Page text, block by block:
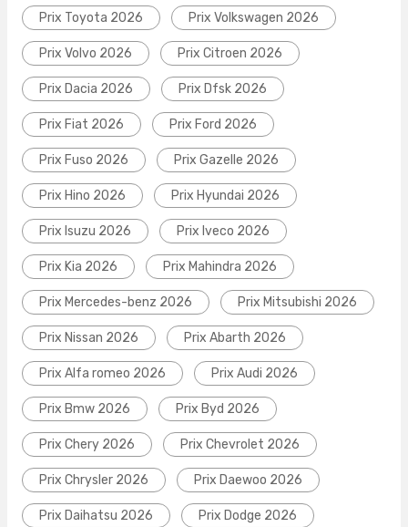
Prix Toyota 2026 Prix Volkswagen 2026
Prix Volvo 2026 Prix Citroen 2026
Prix Dacia 2026 Prix Dfsk 2026
Prix Fiat 2026 Prix Ford 2026
Prix Fuso 2026 Prix Gazelle 2026
Prix Hino 2026 Prix Hyundai 2026
Prix Isuzu 2026 Prix Iveco 2026
Prix Kia 2026 Prix Mahindra 2026
Prix Mercedes-benz 2026 Prix Mitsubishi 2026
Prix Nissan 2026 Prix Abarth 2026
Prix Alfa romeo 2026 Prix Audi 2026
Prix Bmw 2026 Prix Byd 2026
Prix Chery 2026 Prix Chevrolet 2026
Prix Chrysler 2026 Prix Daewoo 2026
Prix Daihatsu 2026 Prix Dodge 2026